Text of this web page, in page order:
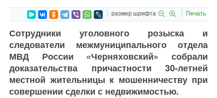
размер шрифта Печать
Сотрудники уголовного розыска и
следователи межмуниципального отдела
МВД России «Черняховский» собрали
доказательства причастности 30-летней
местной жительницы к мошенничеству при
совершении сделки с недвижимостью.